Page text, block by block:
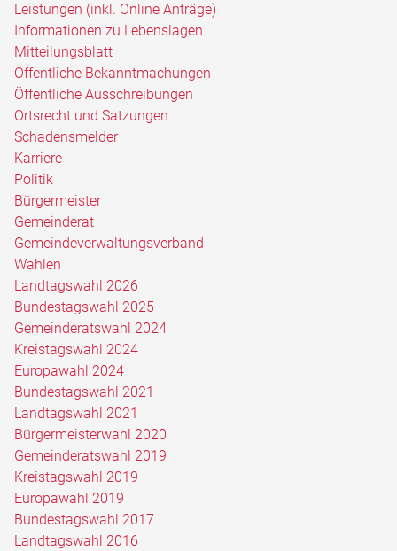
Leistungen (inkl. Online Anträge)
Informationen zu Lebenslagen
Mitteilungsblatt
Öffentliche Bekanntmachungen
Öffentliche Ausschreibungen
Ortsrecht und Satzungen
Schadensmelder
Karriere
Politik
Bürgermeister
Gemeinderat
Gemeindeverwaltungsverband
Wahlen
Landtagswahl 2026
Bundestagswahl 2025
Gemeinderatswahl 2024
Kreistagswahl 2024
Europawahl 2024
Bundestagswahl 2021
Landtagswahl 2021
Bürgermeisterwahl 2020
Gemeinderatswahl 2019
Kreistagswahl 2019
Europawahl 2019
Bundestagswahl 2017
Landtagswahl 2016